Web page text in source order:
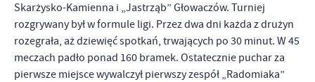
Skarżysko-Kamienna i „Jastrząb” Głowaczów. Turniej
rozgrywany był w formule ligi. Przez dwa dni każda z drużyn
rozegrała, aż dziewięć spotkań, trwających po 30 minut. W 45
meczach padło ponad 160 bramek. Ostatecznie puchar za
pierwsze miejsce wywalczył pierwszy zespół „Radomiaka”